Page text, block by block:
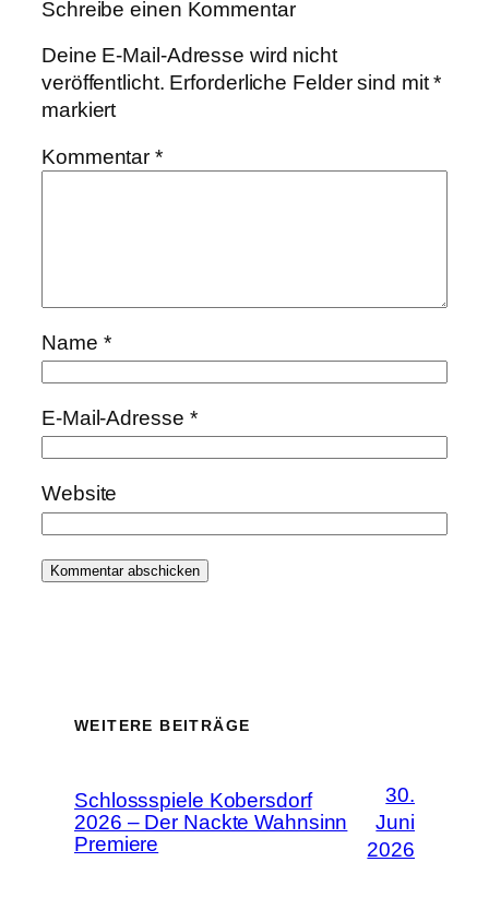
Schreibe einen Kommentar
Deine E-Mail-Adresse wird nicht
veröffentlicht. Erforderliche Felder sind mit*
markiert
Kommentar*
Name *
E-Mail-Adresse *
Website
WEITERE BEITRÄGE
Schlossspiele Kobersdorf
2026 – Der Nackte Wahnsinn
Premiere
30.
Juni
2026